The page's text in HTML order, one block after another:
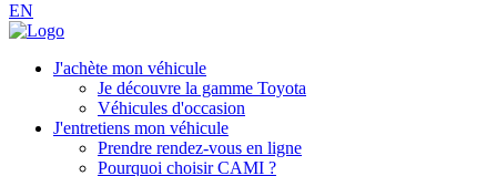
EN
J'achète mon véhicule
Je découvre la gamme Toyota
Véhicules d'occasion
J'entretiens mon véhicule
Prendre rendez-vous en ligne
Pourquoi choisir CAMI ?